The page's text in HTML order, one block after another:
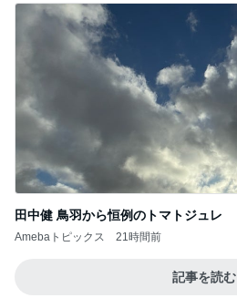
田中健 鳥羽から恒例のトマトジュレ
Amebaトピックス 21時間前
記事を読む